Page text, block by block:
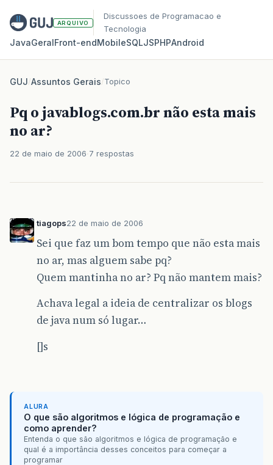
ARQUIVO
Discussoes de Programacao e
Tecnologia
JavaGeralFront‑endMobileSQLJSPHPAndroid
GUJ/Assuntos Gerais/Topico
Pq o javablogs.com.br não esta mais
no ar?
22 de maio de 2006 7 respostas
tiagops22 de maio de 2006
Sei que faz um bom tempo que não esta mais
no ar, mas alguem sabe pq?
Quem mantinha no ar? Pq não mantem mais?
Achava legal a ideia de centralizar os blogs
de java num só lugar…
[]s
ALURA
O que são algoritmos e lógica de programação e
como aprender?
Entenda o que são algoritmos e lógica de programação e
qual é a importância desses conceitos para começar a
programar